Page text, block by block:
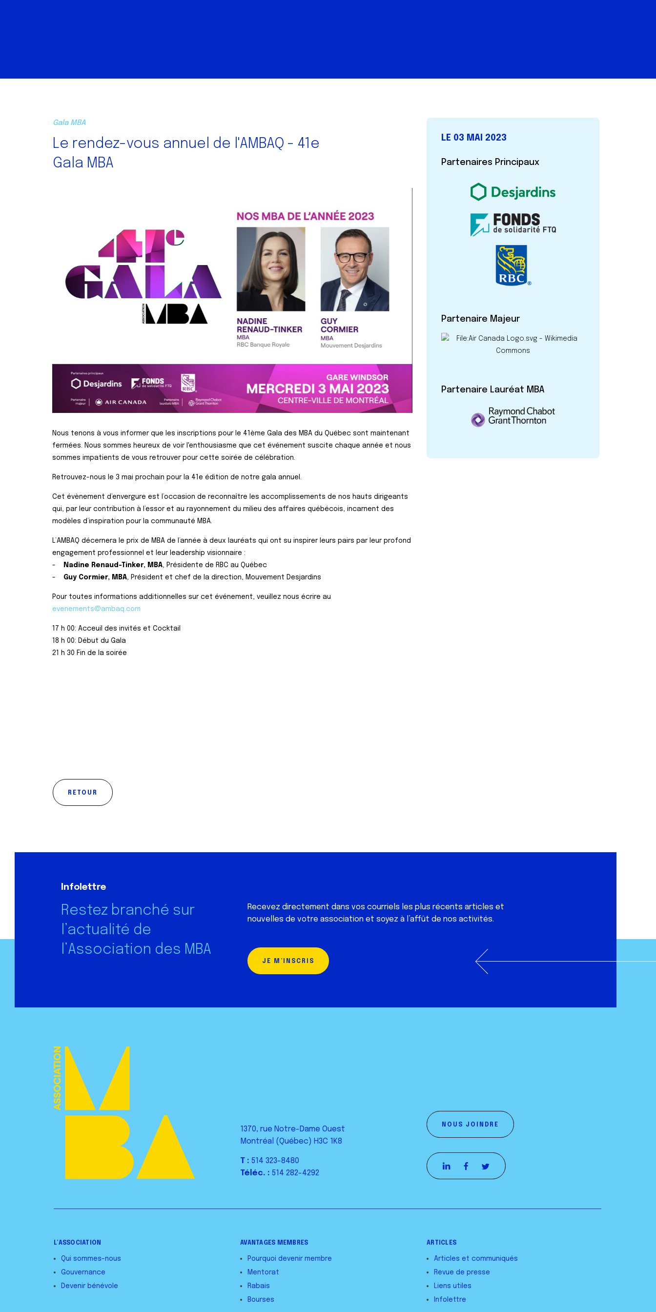
Gala MBA
Le rendez-vous annuel de l'AMBAQ - 41e
Gala MBA
Nous tenons à vous informer que les inscriptions pour le 41ème Gala des MBA du Québec sont maintenant
fermées. Nous sommes heureux de voir l'enthousiasme que cet événement suscite chaque année et nous
sommes impatients de vous retrouver pour cette soirée de célébration.
Retrouvez-nous le 3 mai prochain pour la 41e édition de notre gala annuel.
Cet évènement d’envergure est l’occasion de reconnaître les accomplissements de nos hauts dirigeants
qui, par leur contribution à l’essor et au rayonnement du milieu des affaires québécois, incarnent des
modèles d’inspiration pour la communauté MBA.
L’AMBAQ décernera le prix de MBA de l’année à deux lauréats qui ont su inspirer leurs pairs par leur profond
engagement professionnel et leur leadership visionnaire :
-
Nadine Renaud-Tinker, MBA, Présidente de RBC au Québec
- Guy Cormier, MBA, Président et chef de la direction, Mouvement Desjardins
Pour toutes informations additionnelles sur cet événement, veuillez nous écrire au
evenements@ambaq.com
17 h 00: Acceuil des invités et Cocktail
18 h 00: Début du Gala
21 h 30 Fin de la soirée
RETOUR
LE 03 MAI 2023
Partenaires Principaux
Partenaire Majeur
Partenaire Lauréat MBA
Infolettre
Restez branché sur
l’actualité de
l’Association des MBA
Recevez directement dans vos courriels les plus récents articles et
nouvelles de votre association et soyez à l’affût de nos activités.
JE M’INSCRIS
1370, rue Notre-Dame Ouest
Montréal (Québec) H3C 1K8
T : 514 323-8480
Téléc. : 514 282-4292
NOUS JOINDRE
L’ASSOCIATION
Qui sommes-nous
Gouvernance
Devenir bénévole
AVANTAGES MEMBRES
Pourquoi devenir membre
Mentorat
Rabais
Bourses
ARTICLES
Articles et communiqués
Revue de presse
Liens utiles
Infolettre